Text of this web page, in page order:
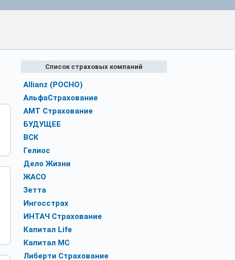
Список страховых компаний
Allianz (РОСНО)
АльфаСтрахование
АМТ Страхование
БУДУЩЕЕ
ВСК
Гелиос
Дело Жизни
ЖАСО
Зетта
Ингосстрах
ИНТАЧ Страхование
Капитал Life
Капитал МС
Либерти Страхование